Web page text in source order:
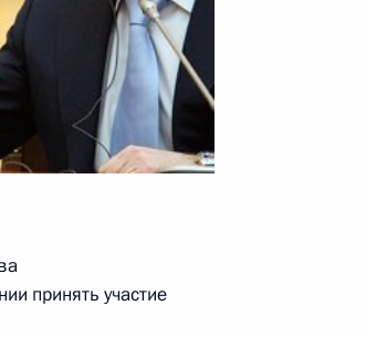
принять участие